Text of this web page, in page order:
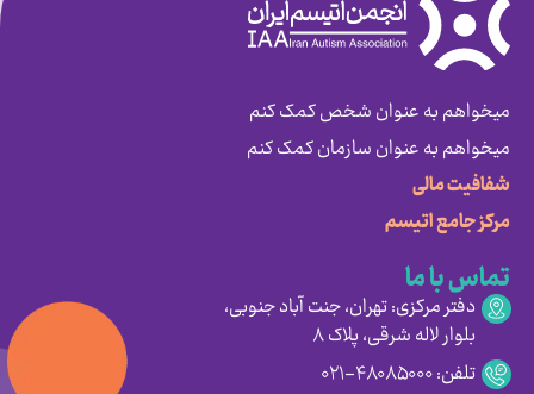
میخواهم به عنوان شخص کمک کنم
میخواهم به عنوان سازمان کمک کنم
شفافیت مالی
مرکز جامع اتیسم
تماس با ما
دفتر مرکزی: تهران، جنت آباد جنوبی،
بلوار لاله شرقی، پلاک ۸
تلفن: ۴۸۰۸۵۰۰۰-۰۲۱